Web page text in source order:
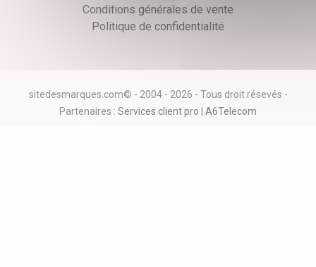
Conditions générales de vente
Politique de confidentialité
sitedesmarques.com© - 2004 - 2026 - Tous droit résevés -
Partenaires : Services client pro A6Telecom